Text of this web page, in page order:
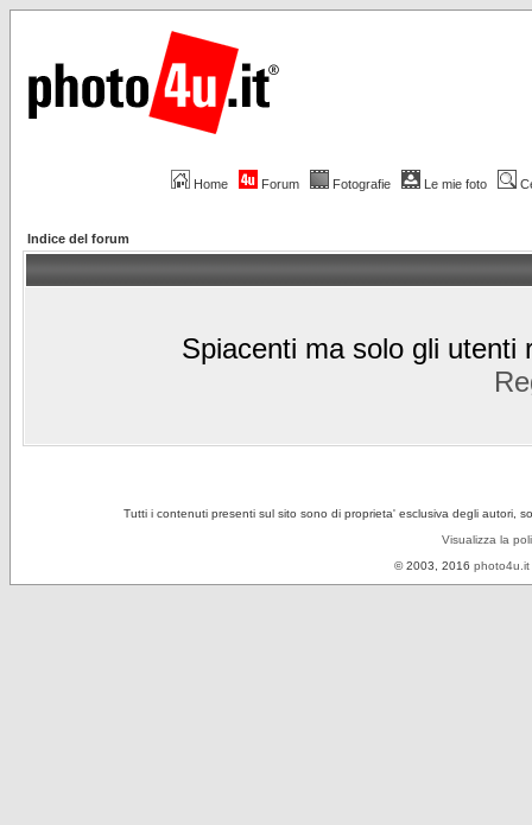
Home Forum Fotografie Le mie foto
Indice del forum
Spiacenti ma solo gli utenti
Tutti i contenuti presenti sul sito sono di proprieta' esclusiva degli autori,
Visualizza la
© 2003, 2016 photo4u.it